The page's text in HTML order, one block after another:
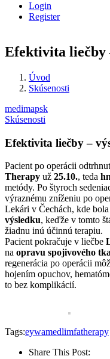
Login
Register
Efektivita liečby
Úvod
Skúsenosti
medimapsk
Skúsenosti
Efektivita liečby –
Pacient po operácii
Therapy už 25.10., teda
metódy. Po štyroch
výraznému zníženiu po
Lekári v Čechách, kde
výsledku, keďže v tomto
žiadnu inú účinnú terapiu.
Pacient pokračuje v liečbe
na opravu spojivového
regenerácia po operácii
hojením opuchov,
to bez komplikácií.
Tags:eywamedlimfatherapy
Share This Post: